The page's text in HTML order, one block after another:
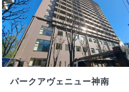
パークアヴェニュー神南